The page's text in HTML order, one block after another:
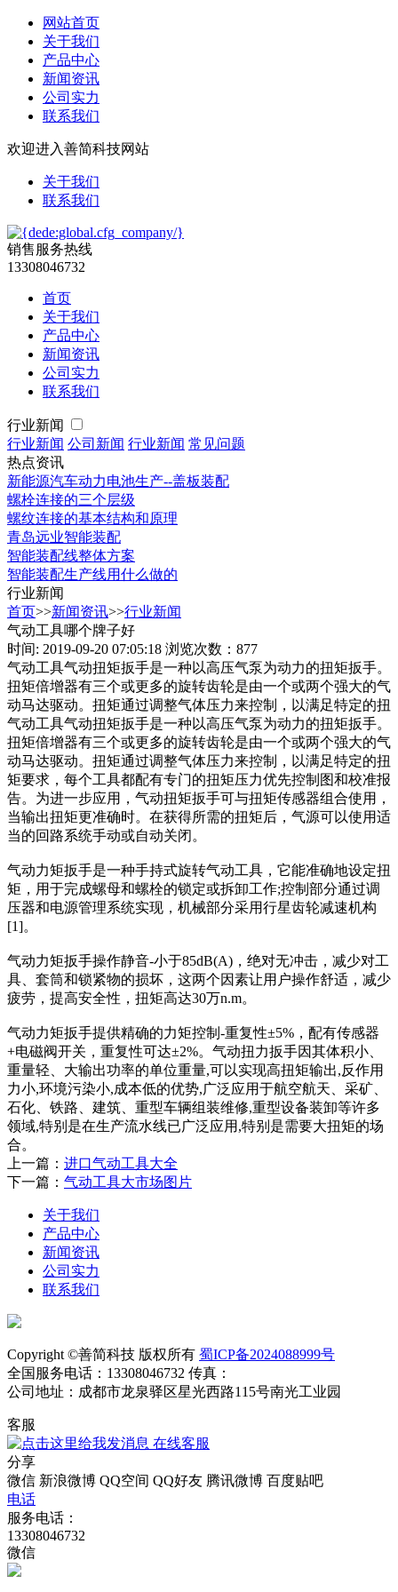
网站首页
关于我们
产品中心
新闻资讯
公司实力
联系我们
欢迎进入善简科技网站
关于我们
联系我们
销售服务热线
13308046732
首页
关于我们
产品中心
新闻资讯
公司实力
联系我们
行业新闻
行业新闻 公司新闻 行业新闻 常见问题
热点资讯
新能源汽车动力电池生产--盖板装配
螺栓连接的三个层级
螺纹连接的基本结构和原理
青岛远业智能装配
智能装配线整体方案
智能装配生产线用什么做的
行业新闻
首页>>新闻资讯>>行业新闻
气动工具哪个牌子好
时间: 2019-09-20 07:05:18 浏览次数：877
气动工具气动扭矩扳手是一种以高压气泵为动力的扭矩扳手。
扭矩倍增器有三个或更多的旋转齿轮是由一个或两个强大的气
动马达驱动。扭矩通过调整气体压力来控制，以满足特定的扭
气动工具气动扭矩扳手是一种以高压气泵为动力的扭矩扳手。
扭矩倍增器有三个或更多的旋转齿轮是由一个或两个强大的气
动马达驱动。扭矩通过调整气体压力来控制，以满足特定的扭
矩要求，每个工具都配有专门的扭矩压力优先控制图和校准报
告。为进一步应用，气动扭矩扳手可与扭矩传感器组合使用，
当输出扭矩更准确时。在获得所需的扭矩后，气源可以使用适
当的回路系统手动或自动关闭。
气动力矩扳手是一种手持式旋转气动工具，它能准确地设定扭
矩，用于完成螺母和螺栓的锁定或拆卸工作;控制部分通过调
压器和电源管理系统实现，机械部分采用行星齿轮减速机构
[1]。
气动力矩扳手操作静音-小于85dB(A)，绝对无冲击，减少对工
具、套筒和锁紧物的损坏，这两个因素让用户操作舒适，减少
疲劳，提高安全性，扭矩高达30万n.m。
气动力矩扳手提供精确的力矩控制-重复性±5%，配有传感器
+电磁阀开关，重复性可达±2%。气动扭力扳手因其体积小、
重量轻、大输出功率的单位重量,可以实现高扭矩输出,反作用
力小,环境污染小,成本低的优势,广泛应用于航空航天、采矿、
石化、铁路、建筑、重型车辆组装维修,重型设备装卸等许多
领域,特别是在生产流水线已广泛应用,特别是需要大扭矩的场
合。
上一篇： 进口气动工具大全
下一篇： 气动工具大市场图片
关于我们
产品中心
新闻资讯
公司实力
联系我们
Copyright ©善简科技 版权所有 蜀ICP备2024088999号
全国服务电话：13308046732 传真：
公司地址：成都市龙泉驿区星光西路115号南光工业园
客服
在线客服
分享
微信 新浪微博 QQ空间 QQ好友 腾讯微博 百度贴吧
电话
服务电话：
13308046732
微信